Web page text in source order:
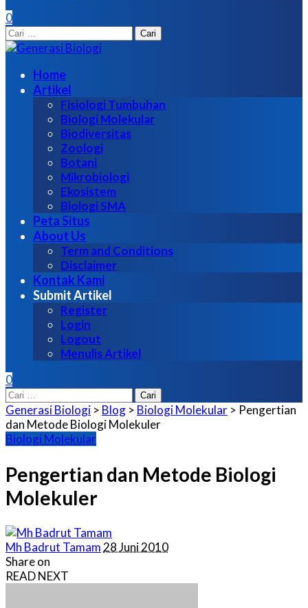
0
Cari
untuk:
Home
Artikel
Fisiologi Tumbuhan
Biologi Molekular
Biodiversitas
Zoologi
Botani
Mikrobiologi
Ekosistem
Biologi SMA
Peta Situs
About Us
Term and Conditions
Disclaimer
Kontak Kami
Submit Artikel
Register
Login
Logout
Menulis Artikel
0
Cari
untuk:
Generasi Biologi > Blog > Biologi Molekular > Pengertian
dan Metode Biologi Molekuler
Biologi Molekular
Pengertian dan Metode Biologi
Molekuler
Posted
by
Mh Badrut Tamam 28 Juni 2010
Share on
READ NEXT